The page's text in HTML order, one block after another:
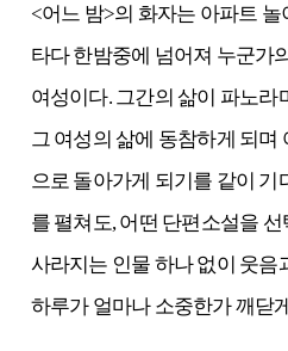
<어느 밤>의 화자는 아파트
타다 한밤중에 넘어져 누군가
여성이다. 그간의 삶이 파노라
그 여성의 삶에 동참하게 되며
으로 돌아가게 되기를 같이 기
를 펼쳐도, 어떤 단편소설을
사라지는 인물 하나 없이 웃음
하루가 얼마나 소중한가 깨닫